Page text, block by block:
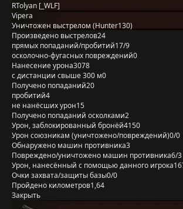
RTolyan [_WLF]
Vipera
Уничтожен выстрелом (Hunter130)
Произведено выстрелов24
прямых попаданий/пробитий17/9
осколочно-фугасных повреждений0
Нанесение урона3078
с дистанции свыше 300 м0
Получено попаданий20
пробитий4
не нанёсших урон15
Получено попаданий осколками2
Урон, заблокированный бронёй4150
Урон союзникам (уничтожено/повреждений)0/0
Обнаружено машин противника3
Повреждено/уничтожено машин противника6/3
Урон, нанесённый с помощью данного игрока
Очки захвата/защиты базы0/0
Пройдено километров1,64
Закрыть